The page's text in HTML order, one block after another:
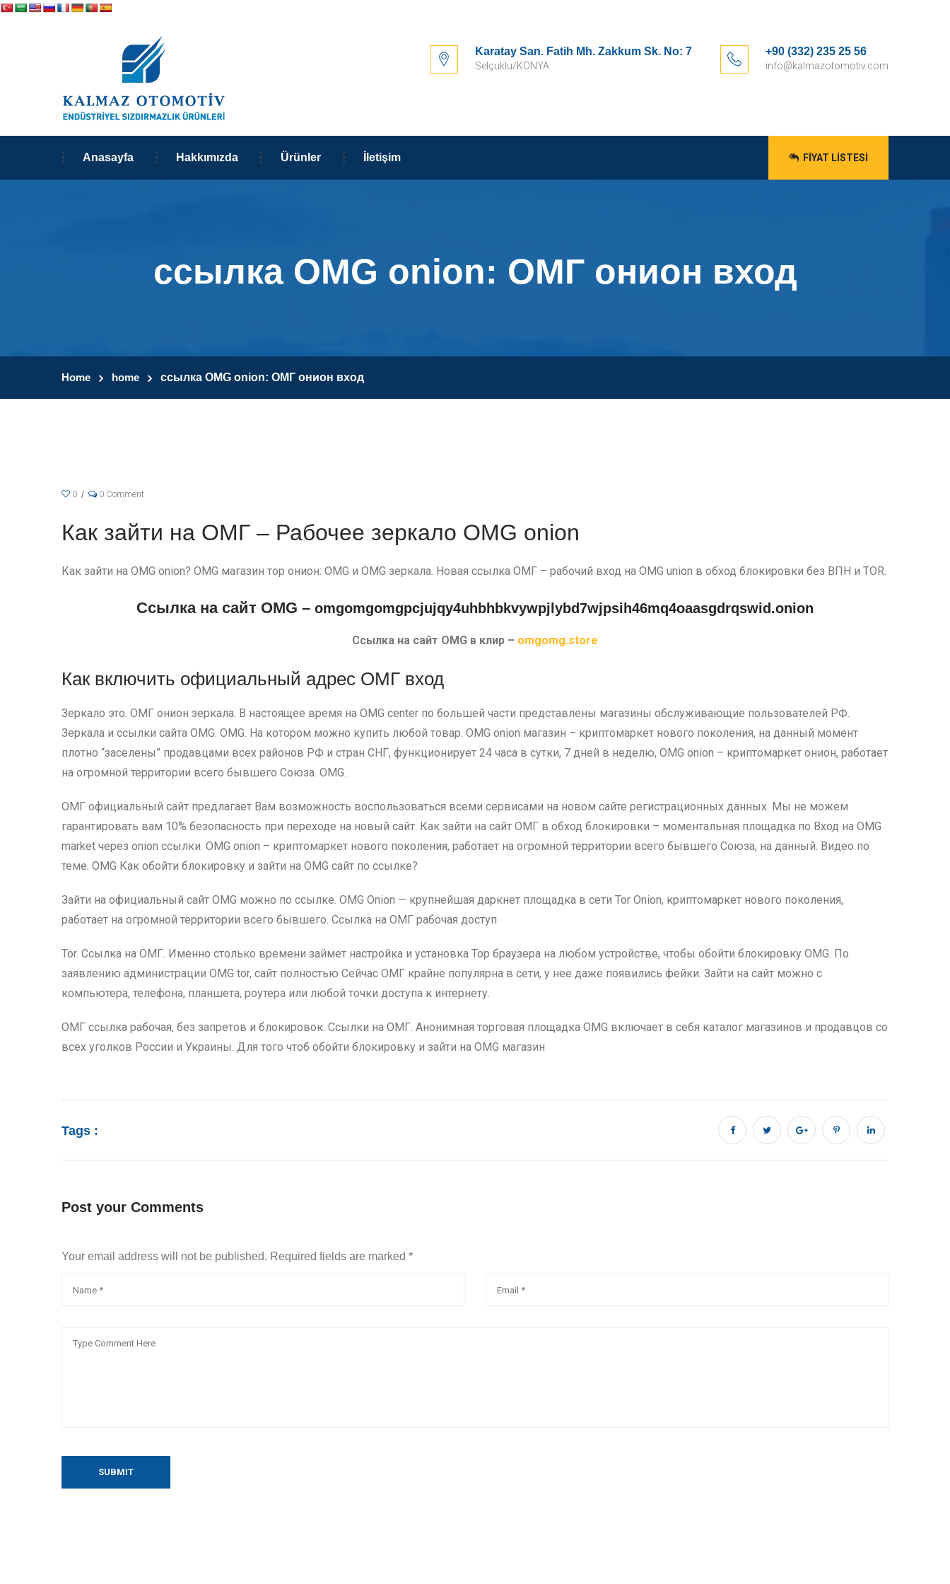
Karatay San. Fatih Mh. Zakkum Sk. No: 7
Selçuklu/KONYA
+90 (332) 235 25 56
info@kalmazotomotiv.com
Anasayfa Hakkımızda Ürünler İletişim FIYAT LISTESI
ссылка OMG onion: ОМГ онион вход
Home home ссылка OMG onion: ОМГ онион вход
0 0 Comment
Как зайти на ОМГ – Рабочее зеркало OMG onion
Как зайти на OMG onion? OMG магазин тор онион: OMG и OMG зеркала. Новая ссылка ОМГ – рабочий вход на OMG union в обход блокировки без ВПН и TOR.
Ссылка на сайт OMG – omgomgomgpcjujqy4uhbhbkvywpjlybd7wjpsih46mq4oaasgdrqswid.onion
Ссылка на сайт OMG в клир – omgomg.store
Как включить официальный адрес ОМГ вход
Зеркало это. ОМГ онион зеркала. В настоящее время на OMG center по большей части представлены магазины обслуживающие пользователей РФ.
Зеркала и ссылки сайта OMG. OMG. На котором можно купить любой товар. OMG onion магазин – криптомаркет нового поколения, на данный момент
плотно “заселены” продавцами всех районов РФ и стран СНГ, функционирует 24 часа в сутки, 7 дней в неделю, OMG onion – криптомаркет онион, работает
на огромной территории всего бывшего Союза. OMG.
ОМГ официальный сайт предлагает Вам возможность воспользоваться всеми сервисами на новом сайте регистрационных данных. Мы не можем
гарантировать вам 10% безопасность при переходе на новый сайт. Как зайти на сайт ОМГ в обход блокировки – моментальная площадка по Вход на OMG
market через onion ссылки. OMG onion – криптомаркет нового поколения, работает на огромной территории всего бывшего Союза, на данный. Видео по
теме. OMG Как обойти блокировку и зайти на OMG сайт по ссылке?
Зайти на официальный сайт OMG можно по ссылке. OMG Onion — крупнейшая даркнет площадка в сети Tor Onion, криптомаркет нового поколения,
работает на огромной территории всего бывшего. Ссылка на ОМГ рабочая доступ
Tor. Ссылка на ОМГ. Именно столько времени займет настройка и установка Тор браузера на любом устройстве, чтобы обойти блокировку OMG. По
заявлению администрации OMG tor, сайт полностью Сейчас ОМГ крайне популярна в сети, у неё даже появились фейки. Зайти на сайт можно с
компьютера, телефона, планшета, роутера или любой точки доступа к интернету.
ОМГ ссылка рабочая, без запретов и блокировок. Ссылки на ОМГ. Анонимная торговая площадка OMG включает в себя каталог магазинов и продавцов со
всех уголков России и Украины. Для того чтоб обойти блокировку и зайти на OMG магазин
Tags :
Post your Comments
Your email address will not be published. Required fields are marked *
SUBMIT